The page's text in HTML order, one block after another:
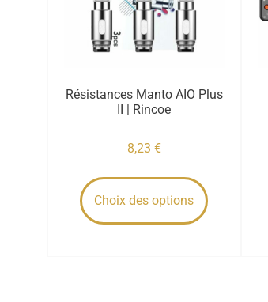
Résistances Manto AIO Plus
II | Rincoe
8,23 €
Choix des options